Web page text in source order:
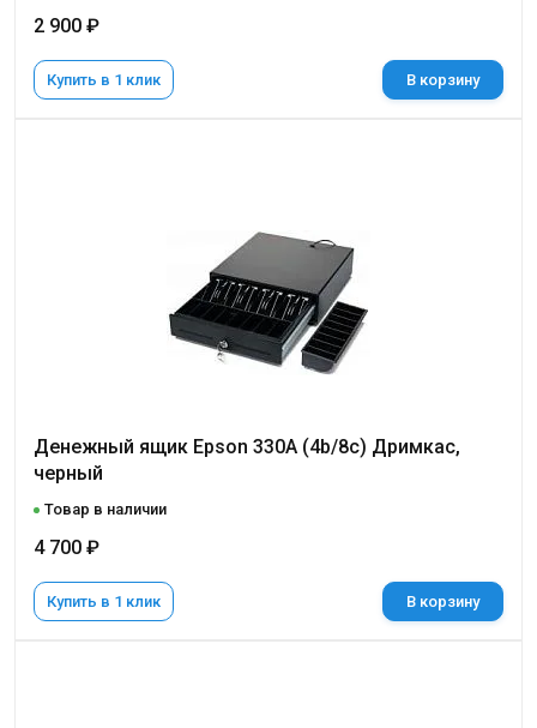
2 900 ₽
Купить в 1 клик В корзину
Денежный ящик Epson 330A (4b/8c) Дримкас,
черный
Товар в наличии
4 700 ₽
Купить в 1 клик В корзину